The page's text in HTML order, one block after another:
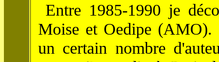
Entre 1985-1990 je
Moise et Oedipe (AMO).
un certain nombre